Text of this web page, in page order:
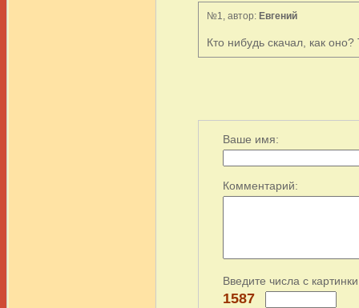
№1, автор: Евгений
Кто нибудь скачал, как
Ваше имя:
Комментарий:
Введите числа с
1587